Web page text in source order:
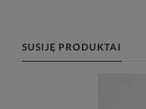
SUSIJĘ PRODUKTAI